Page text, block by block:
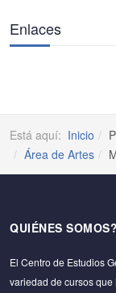
Enlaces
Está aquí: Inicio
Área de Artes
QUIÉNES SOMOS?
El Centro de Estudios
variedad de cursos